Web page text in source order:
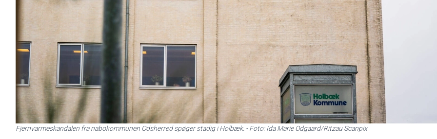
Fjernvarmeskandalen fra nabokommunen Odsherred spøger stadig i Holbæk. - Foto: Ida Marie Odgaard/Ritzau Scanpix